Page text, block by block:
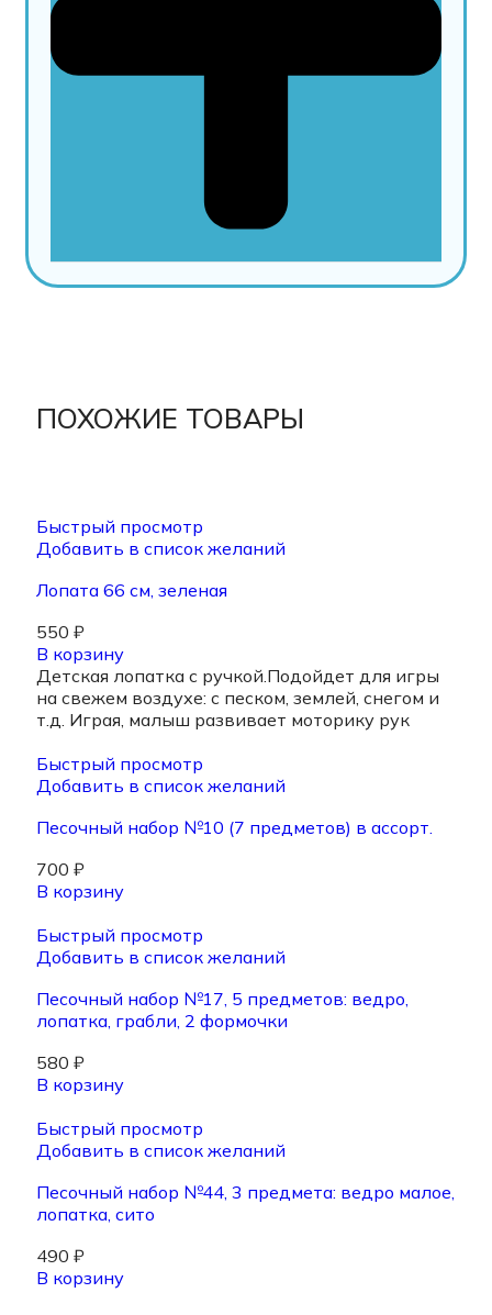
ПОХОЖИЕ ТОВАРЫ
Быстрый просмотр
Добавить в список желаний
Лопата 66 см, зеленая
550 ₽
В корзину
Детская лопатка с ручкой.Подойдет для игры
на свежем воздухе: с песком, землей, снегом и
т.д. Играя, малыш развивает моторику рук
Быстрый просмотр
Добавить в список желаний
Песочный набор №10 (7 предметов) в ассорт.
700 ₽
В корзину
Быстрый просмотр
Добавить в список желаний
Песочный набор №17, 5 предметов: ведро,
лопатка, грабли, 2 формочки
580 ₽
В корзину
Быстрый просмотр
Добавить в список желаний
Песочный набор №44, 3 предмета: ведро малое,
лопатка, сито
490 ₽
В корзину